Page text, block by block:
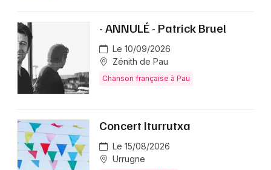
- ANNULÉ - Patrick Bruel
Le 10/09/2026
Zénith de Pau
Chanson française à Pau
Concert Iturrutxa
Le 15/08/2026
Urrugne